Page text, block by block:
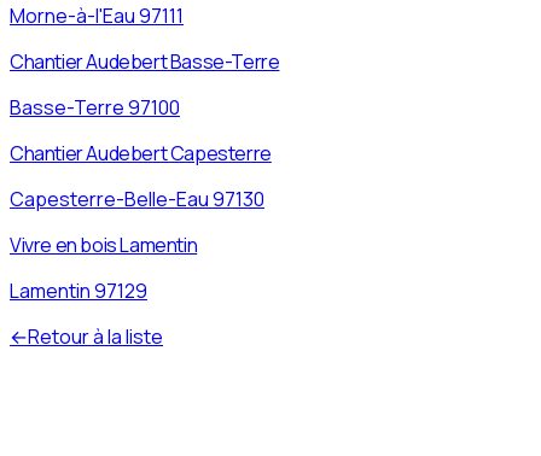
Morne-à-l'Eau97111
Chantier Audebert Basse-Terre
Basse-Terre97100
Chantier Audebert Capesterre
Capesterre-Belle-Eau97130
Vivre en bois Lamentin
Lamentin97129
←Retour à la liste